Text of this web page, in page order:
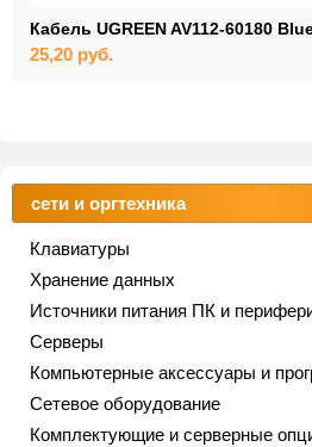
Кабель UGREEN AV112-60180
25,20 руб.
сети и оргтехника
Клавиатуры
Хранение данных
Источники питания ПК и
Серверы
Компьютерные аксессуары и
Сетевое оборудование
Комплектующие и серверные